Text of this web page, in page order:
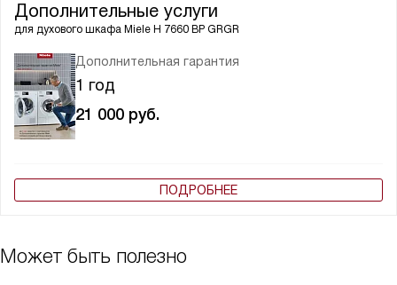
Дополнительные услуги
для духового шкафа Miele H 7660 BP GRGR
Дополнительная гарантия
1 год
21 000 руб.
ПОДРОБНЕЕ
Может быть полезно